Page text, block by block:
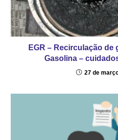
EGR – Recirculação de
Gasolina –
27 de